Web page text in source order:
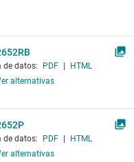
de datos: PDF
HTML
alternativas
de datos: PDF
HTML
alternativas